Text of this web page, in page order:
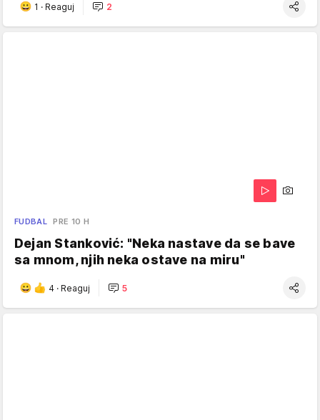
1 · Reaguj 2
FUDBAL PRE 10 H
Dejan Stanković: "Neka nastave da se bave
sa mnom, njih neka ostave na miru"
4 · Reaguj 5